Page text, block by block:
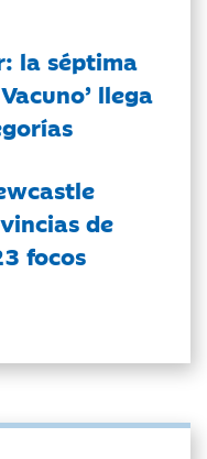
la séptima
llega
de
focos